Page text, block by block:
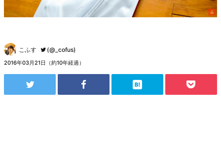
こふす (@_cofus)
2016年03月21日（約10年経過）